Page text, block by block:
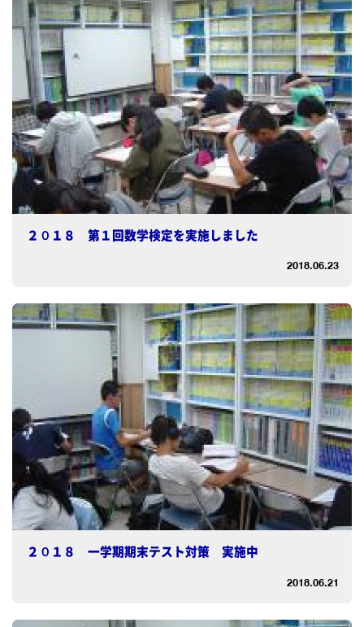
２０１８ 第１回数学検定を実施しました
2018.06.23
２０１８ 一学期期末テスト対策 実施中
2018.06.21